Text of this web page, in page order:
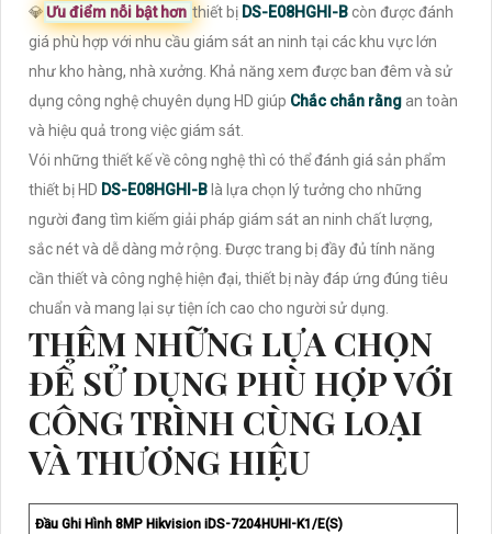
💎Ưu điểm nỗi bật hơn thiết bị DS-E08HGHI-Bcòn được đánh
giá phù hợp với nhu cầu giám sát an ninh tại các khu vực lớn
như kho hàng, nhà xưởng. Khả năng xem được ban đêm và sử
dụng công nghệ chuyên dụng HD giúp Chắc chắn rằng an toàn
và hiệu quả trong việc giám sát.
Vói những thiết kế về công nghệ thì có thể đánh giá sản phẩm
thiết bị HD DS-E08HGHI-B là lựa chọn lý tưởng cho những
người đang tìm kiếm giải pháp giám sát an ninh chất lượng,
sắc nét và dễ dàng mở rộng. Được trang bị đầy đủ tính năng
cần thiết và công nghệ hiện đại, thiết bị này đáp ứng đúng tiêu
chuẩn và mang lại sự tiện ích cao cho người sử dụng.
THÊM NHỮNG LỰA CHỌN
ĐỂ SỬ DỤNG PHÙ HỢP VỚI
CÔNG TRÌNH CÙNG LOẠI
VÀ THƯƠNG HIỆU
Đầu Ghi Hình 8MP Hikvision iDS-7204HUHI-K1/E(S)